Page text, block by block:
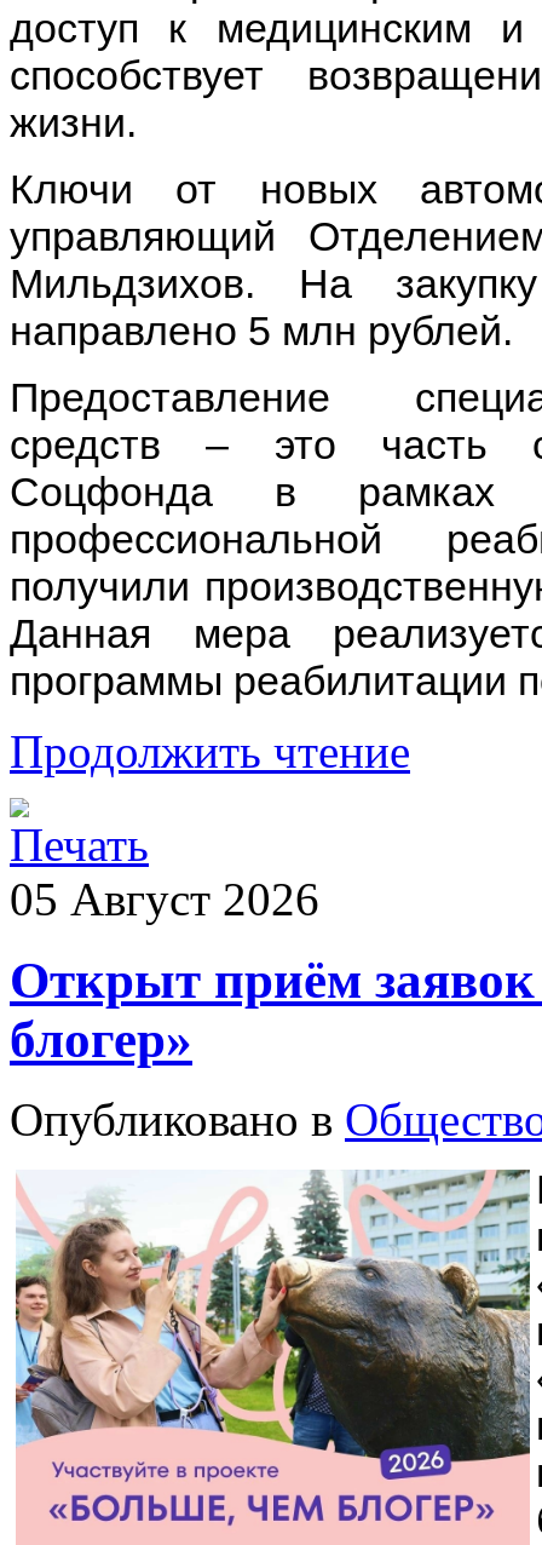
доступ к медицинским
способствует
жизни.
Ключи от новых
управляющий
Мильдзихов. На
направлено 5 млн рублей.
Предоставление
средств – это часть
Соцфонда в рамках
профессиональной
получили
Данная мера
программы реабилитации
Продолжить чтение
05 Август 2026
Открыт приём
блогер»
Опубликовано в